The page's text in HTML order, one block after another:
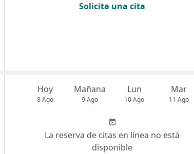
Solicita una cita
Hoy
8 Ago
Mañana
9 Ago
Lun
10 Ago
Mar
11 Ago
La reserva de citas en línea no está
disponible